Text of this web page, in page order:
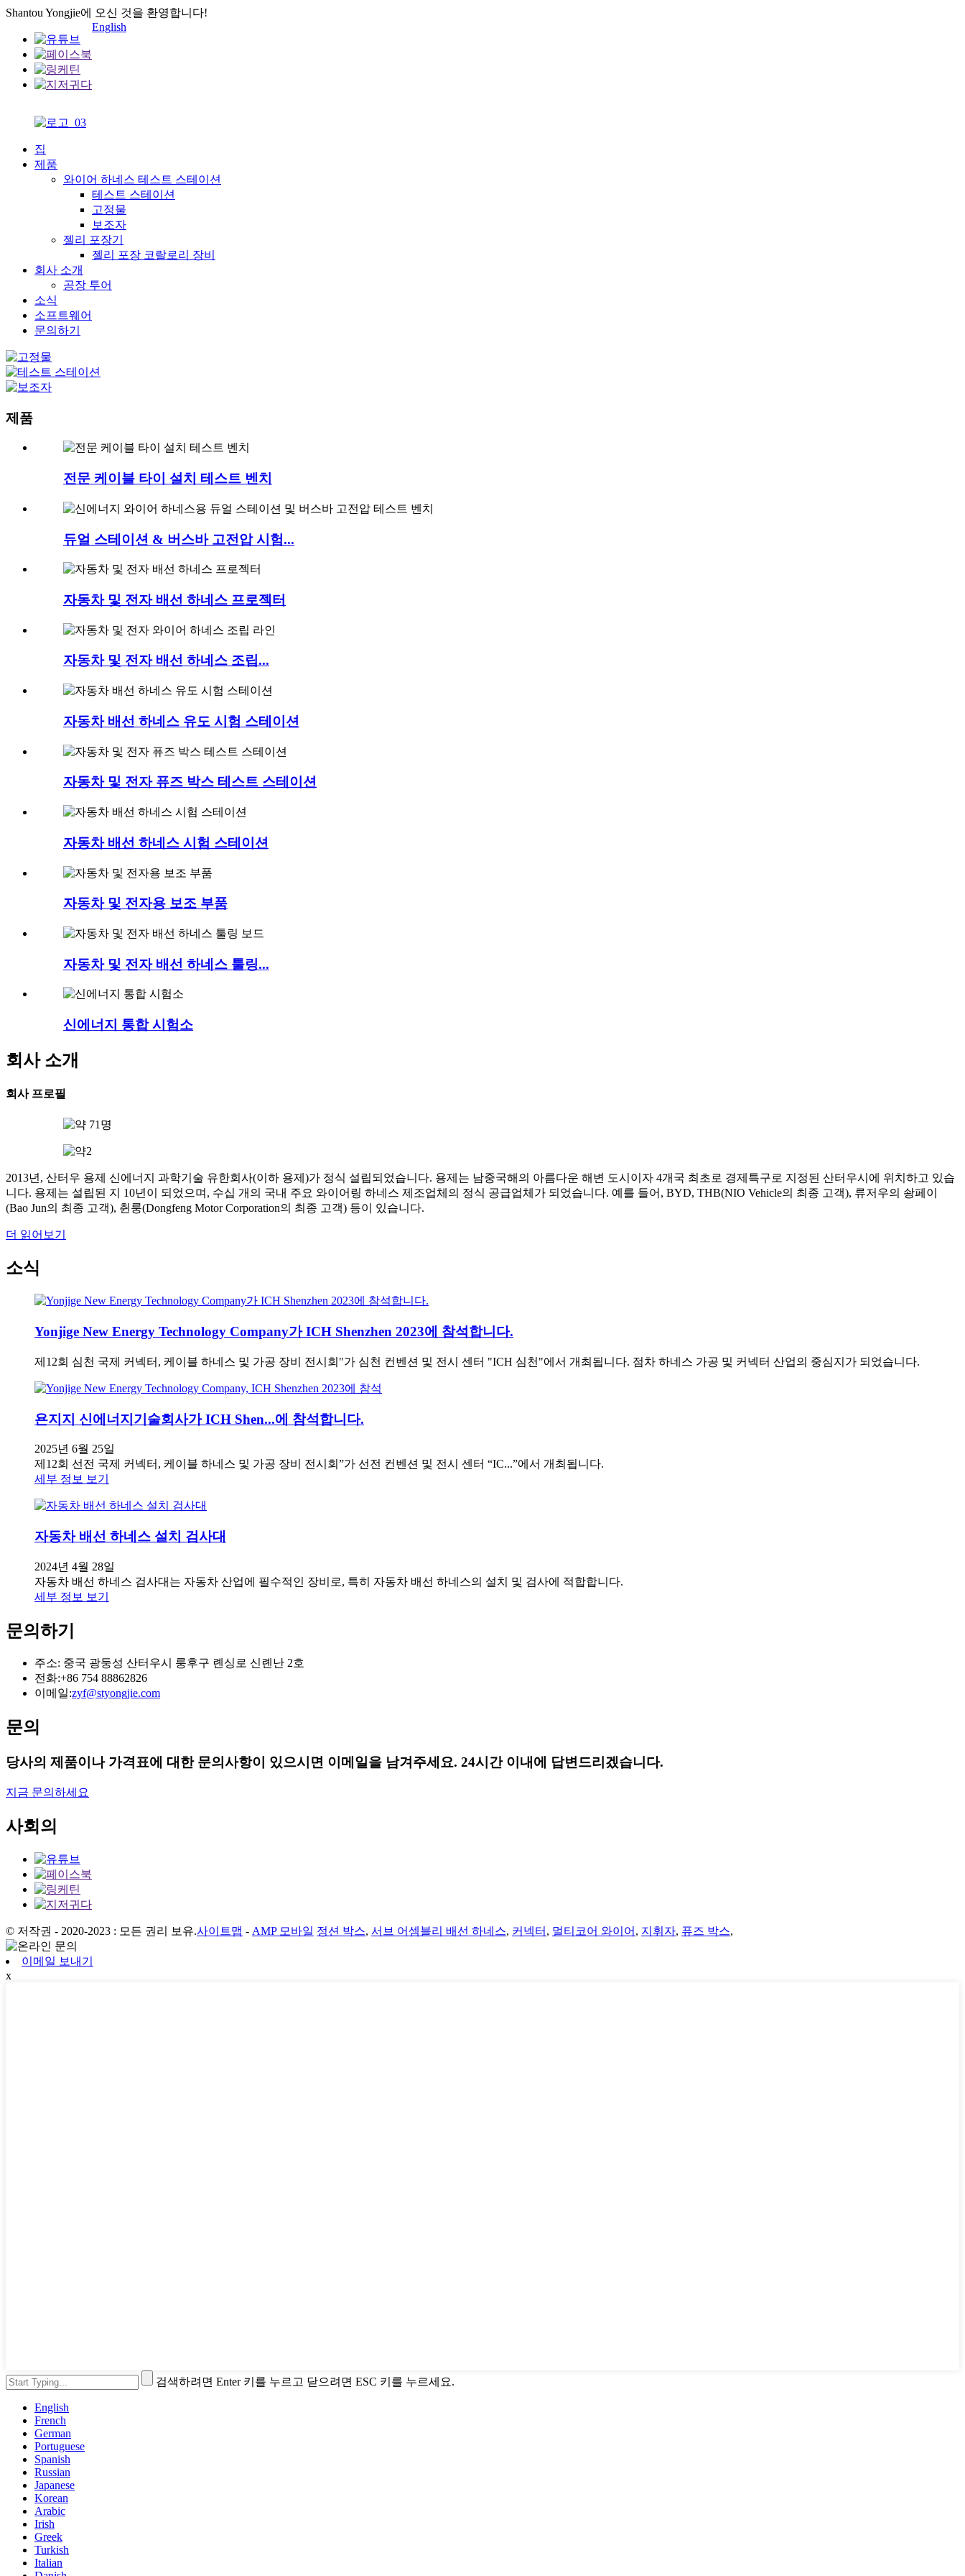
Shantou Yongjie에 오신 것을 환영합니다!
English
집
제품
와이어 하네스 테스트 스테이션
테스트 스테이션
고정물
보조자
젤리 포장기
젤리 포장 코랄로리 장비
회사 소개
공장 투어
소식
소프트웨어
문의하기
제품
전문 케이블 타이 설치 테스트 벤치
듀얼 스테이션 & 버스바 고전압 시험...
자동차 및 전자 배선 하네스 프로젝터
자동차 및 전자 배선 하네스 조립...
자동차 배선 하네스 유도 시험 스테이션
자동차 및 전자 퓨즈 박스 테스트 스테이션
자동차 배선 하네스 시험 스테이션
자동차 및 전자용 보조 부품
자동차 및 전자 배선 하네스 툴링...
신에너지 통합 시험소
회사 소개
회사 프로필
2013년, 산터우 용제 신에너지 과학기술 유한회사(이하 용제)가 정식 설립되었습니다. 용제는 남중국해의 아름다운 해변 도시이자 4개국 최초로 경제특구로 지정된 산터우시에 위치하고 있습
니다. 용제는 설립된 지 10년이 되었으며, 수십 개의 국내 주요 와이어링 하네스 제조업체의 정식 공급업체가 되었습니다. 예를 들어, BYD, THB(NIO Vehicle의 최종 고객), 류저우의 솽페이
(Bao Jun의 최종 고객), 췬룽(Dongfeng Motor Corporation의 최종 고객) 등이 있습니다.
더 읽어보기
소식
Yonjige New Energy Technology Company가 ICH Shenzhen 2023에 참석합니다.
제12회 심천 국제 커넥터, 케이블 하네스 및 가공 장비 전시회"가 심천 컨벤션 및 전시 센터 "ICH 심천"에서 개최됩니다. 점차 하네스 가공 및 커넥터 산업의 중심지가 되었습니다.
욘지지 신에너지기술회사가 ICH Shen...에 참석합니다.
2025년 6월 25일
제12회 선전 국제 커넥터, 케이블 하네스 및 가공 장비 전시회”가 선전 컨벤션 및 전시 센터 “IC...”에서 개최됩니다.
세부 정보 보기
자동차 배선 하네스 설치 검사대
2024년 4월 28일
자동차 배선 하네스 검사대는 자동차 산업에 필수적인 장비로, 특히 자동차 배선 하네스의 설치 및 검사에 적합합니다.
세부 정보 보기
문의하기
주소: 중국 광둥성 산터우시 룽후구 롄싱로 신롄난 2호
전화:+86 754 88862826
이메일:zyf@styongjie.com
문의
당사의 제품이나 가격표에 대한 문의사항이 있으시면 이메일을 남겨주세요. 24시간 이내에 답변드리겠습니다.
지금 문의하세요
사회의
© 저작권 - 2020-2023 : 모든 권리 보유.사이트맵 - AMP 모바일 정션 박스, 서브 어셈블리 배선 하네스, 커넥터 , 멀티코어 와이어 , 지휘자, 퓨즈 박스,
이메일 보내기
x
검색하려면 Enter 키를 누르고 닫으려면 ESC 키를 누르세요.
English
French
German
Portuguese
Spanish
Russian
Japanese
Korean
Arabic
Irish
Greek
Turkish
Italian